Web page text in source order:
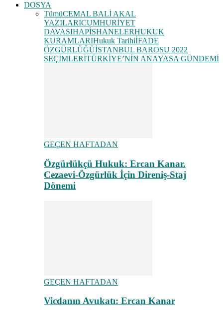
DOSYA
TümüCEMAL BALİ AKAL
YAZILARICUMHURİYET
DAVASIHAPİSHANELERHUKUK
KURAMLARIHukuk TarihiİFADE
ÖZGÜRLÜĞÜİSTANBUL BAROSU 2022
SEÇİMLERİTÜRKİYE’NİN ANAYASA GÜNDEMİ
GEÇEN HAFTADAN
Özgürlükçü Hukuk: Ercan Kanar.
Cezaevi-Özgürlük İçin Direniş-Staj
Dönemi
GEÇEN HAFTADAN
Vicdanın Avukatı: Ercan Kanar